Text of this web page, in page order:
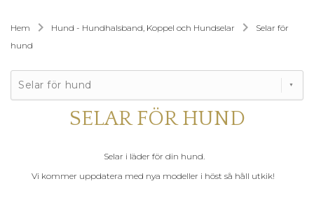
Hem Hund - Hundhalsband, Koppel och Hundselar
Selar för
hund
Selar för hund
SELAR FÖR HUND
Selar i läder för din hund.
Vi kommer uppdatera med nya modeller i höst så håll utkik!